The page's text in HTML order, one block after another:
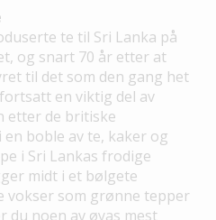
te til Sri Lanka på
og snart 70 år etter at
til det som den gang het
en viktig del av
etter de britiske
boble av te, kaker og
i Sri Lankas frodige
midt i et bølgete
vokser som grønne tepper
du noen av øyas mest